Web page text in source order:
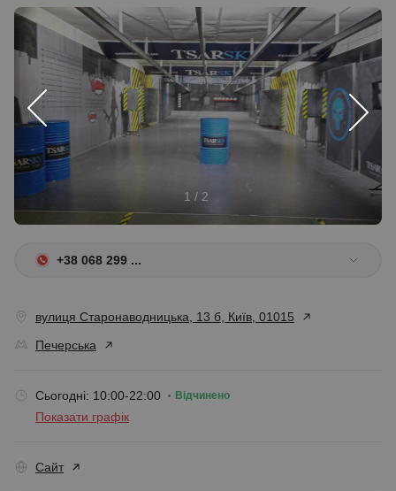
1 / 2
+38 068 299 ...
вулиця Старонаводницька, 13 б, Київ, 01015
Печерська
Сьогодні: 10:00-22:00 Відчинено
Показати графік
Сайт